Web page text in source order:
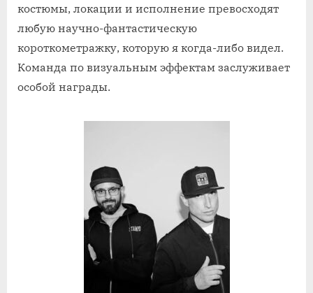
костюмы, локации и исполнение превосходят
любую научно-фантастическую
короткометражку, которую я когда-либо видел.
Команда по визуальным эффектам заслуживает
особой награды.